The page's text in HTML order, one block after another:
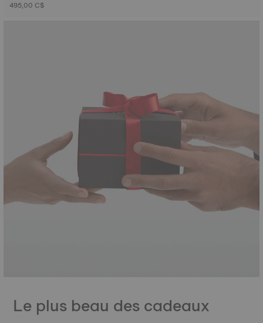
495,00 C$
Le plus beau des cadeaux